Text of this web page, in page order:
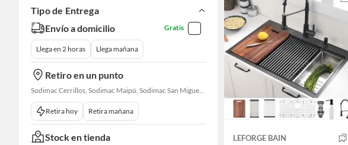
Tipo de Entrega
Envío a domicilio
Gratis
Llega en 2 horas Llega mañana
Retiro en un punto
Sodimac Cerrillos, Sodimac Maipú, Sodimac San Miguel, Sodimac El Bosque, Sodimac San Bernardo, Sodimac Talagante, Sodimac San Fernando
Retira hoy Retira mañana
Stock en tienda LEFORGE BAIN